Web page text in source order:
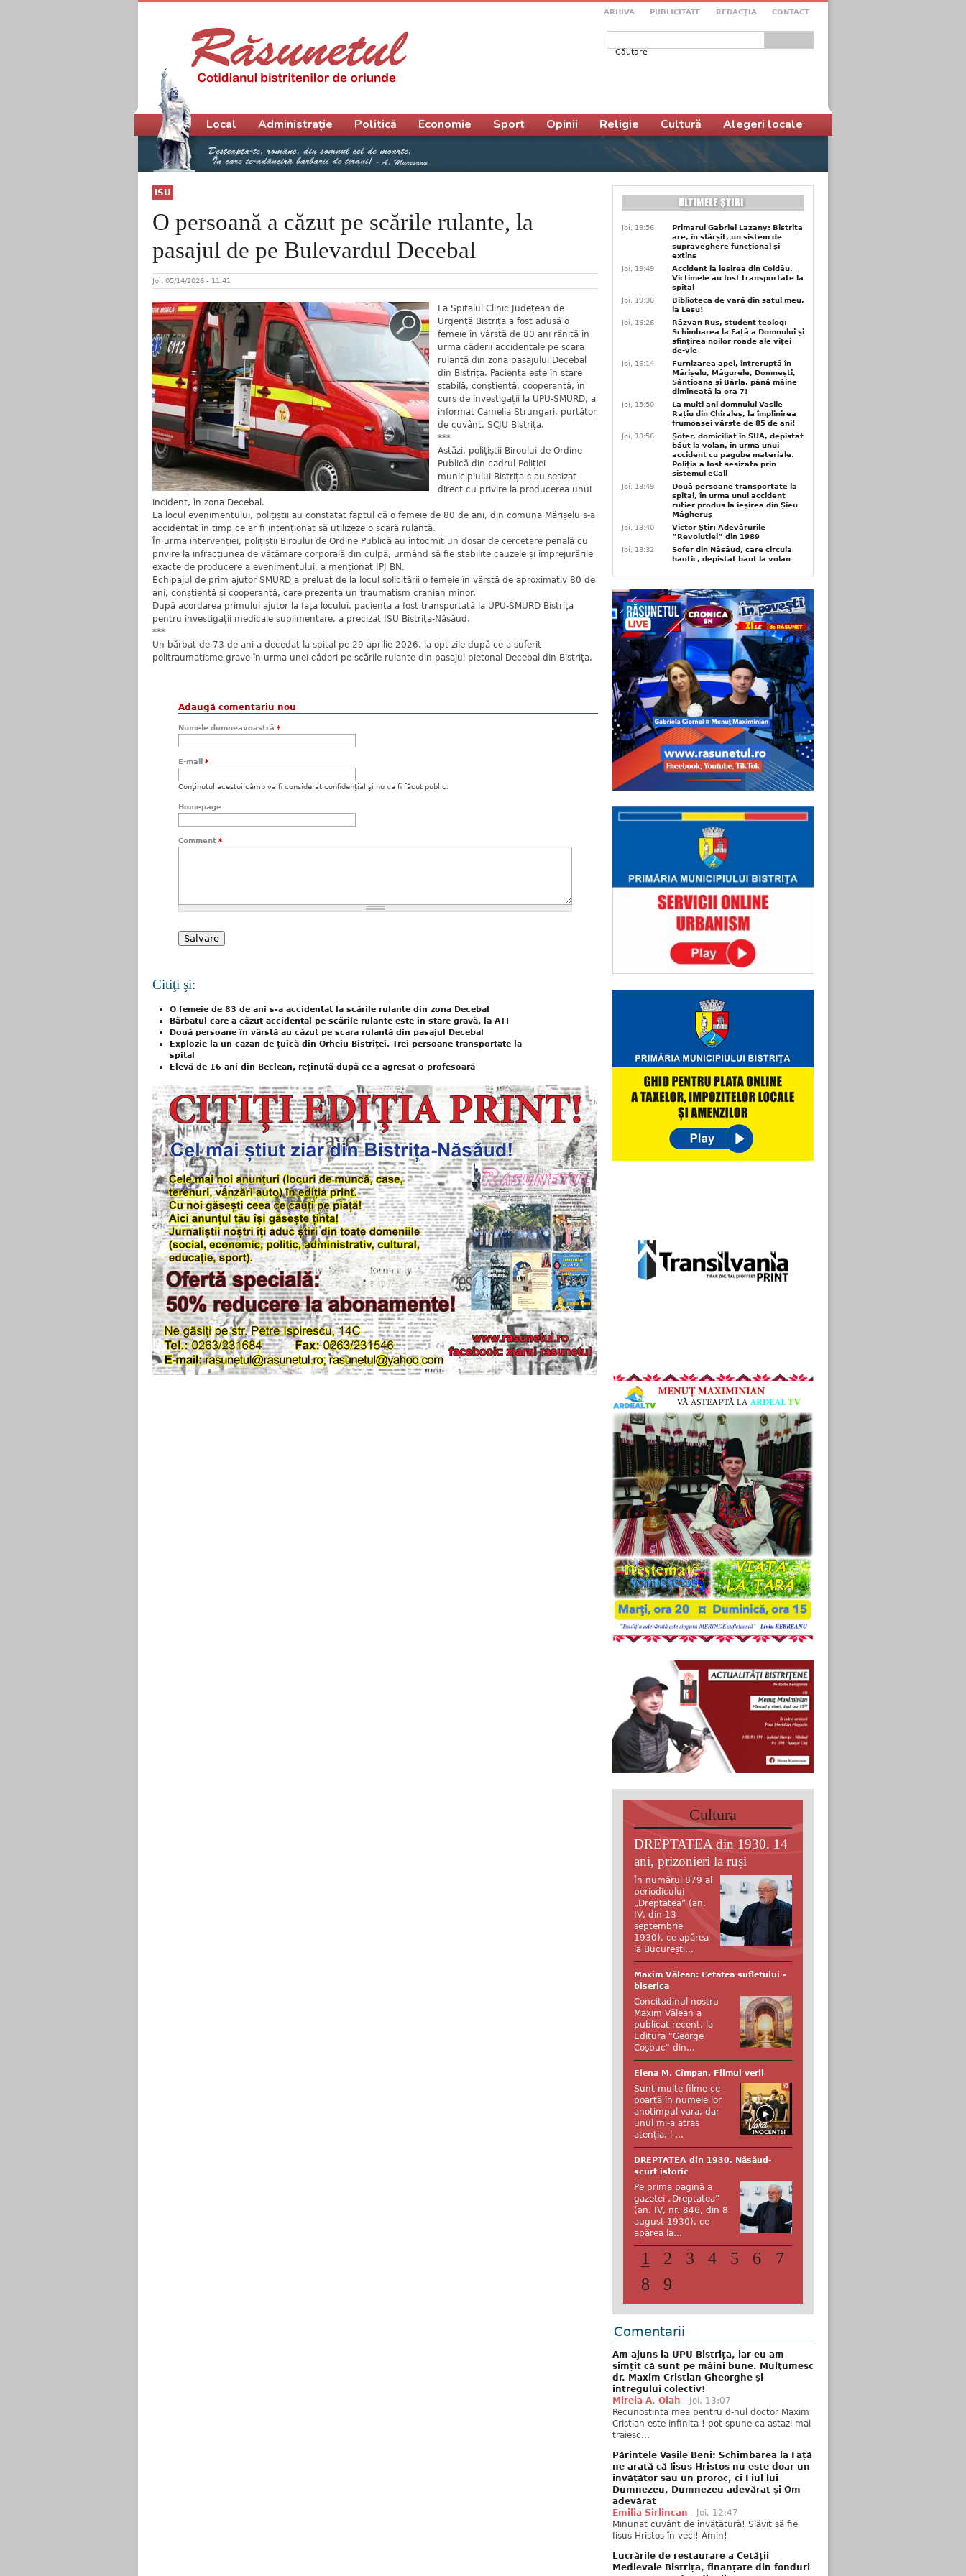
ARHIVA PUBLICITATE REDACŢIA CONTACT
Formular de căutare
ISU
O persoană a căzut pe scările rulante, la
pasajul de pe Bulevardul Decebal
Joi, 05/14/2026 - 11:41
La Spitalul Clinic Județean de
Urgență Bistrița a fost adusă o
femeie în vârstă de 80 ani rănită în
urma căderii accidentale pe scara
rulantă din zona pasajului Decebal
din Bistrița. Pacienta este în stare
stabilă, conștientă, cooperantă, în
curs de investigații la UPU-SMURD, a
informat Camelia Strungari, purtător
de cuvânt, SCJU Bistrița.
***
Astăzi, polițiștii Biroului de Ordine
Publică din cadrul Poliției
municipiului Bistrița s-au sesizat
direct cu privire la producerea unui
incident, în zona Decebal.
La locul evenimentului, polițiștii au constatat faptul că o femeie de 80 de ani, din comuna Mărișelu s-a
accidentat în timp ce ar fi intenționat să utilizeze o scară rulantă.
În urma intervenției, polițiștii Biroului de Ordine Publică au întocmit un dosar de cercetare penală cu
privire la infracțiunea de vătămare corporală din culpă, urmând să fie stabilite cauzele și împrejurările
exacte de producere a evenimentului, a menționat IPJ BN.
Echipajul de prim ajutor SMURD a preluat de la locul solicitării o femeie în vârstă de aproximativ 80 de
ani, conștientă și cooperantă, care prezenta un traumatism cranian minor.
După acordarea primului ajutor la fața locului, pacienta a fost transportată la UPU-SMURD Bistrița
pentru investigații medicale suplimentare, a precizat ISU Bistrița-Năsăud.
***
Un bărbat de 73 de ani a decedat la spital pe 29 aprilie 2026, la opt zile după ce a suferit
politraumatisme grave în urma unei căderi pe scările rulante din pasajul pietonal Decebal din Bistrița.
Adaugă comentariu nou
Numele dumneavoastră *
E-mail *
Conţinutul acestui câmp va fi considerat confidenţial şi nu va fi făcut public.
Homepage
Comment *
Citiţi şi:
O femeie de 83 de ani s-a accidentat la scările rulante din zona Decebal
Bărbatul care a căzut accidental pe scările rulante este în stare gravă, la ATI
Două persoane în vârstă au căzut pe scara rulantă din pasajul Decebal
Explozie la un cazan de țuică din Orheiu Bistriței. Trei persoane transportate la
spital
Elevă de 16 ani din Beclean, reținută după ce a agresat o profesoară
Meniu principal
Local Administrație Politică Economie Sport Opinii Religie Cultură Alegeri locale
Joi, 19:56
Primarul Gabriel Lazany: Bistrița
are, în sfârșit, un sistem de
supraveghere funcțional și
extins
Joi, 19:49
Accident la ieșirea din Coldău.
Victimele au fost transportate la
spital
Joi, 19:38
Biblioteca de vară din satul meu,
la Leșu!
Joi, 16:26
Răzvan Rus, student teolog:
Schimbarea la Față a Domnului și
sfințirea noilor roade ale viței-
de-vie
Joi, 16:14
Furnizarea apei, întreruptă în
Mărișelu, Măgurele, Domnești,
Sântioana și Bârla, până mâine
dimineață la ora 7!
Joi, 15:50
La mulți ani domnului Vasile
Rațiu din Chiraleș, la împlinirea
frumoasei vârste de 85 de ani!
Joi, 13:56
Șofer, domiciliat în SUA, depistat
băut la volan, în urma unui
accident cu pagube materiale.
Poliția a fost sesizată prin
sistemul eCall
Joi, 13:49
Două persoane transportate la
spital, în urma unui accident
rutier produs la ieșirea din Șieu
Măgheruș
Joi, 13:40
Victor Știr: Adevărurile
”Revoluției” din 1989
Joi, 13:32
Șofer din Năsăud, care circula
haotic, depistat băut la volan
Cultura
DREPTATEA din 1930. 14
ani, prizonieri la ruși
În numărul 879 al
periodicului
„Dreptatea” (an.
IV, din 13
septembrie
1930), ce apărea
la București...
Maxim Vălean: Cetatea sufletului -
biserica
Concitadinul nostru
Maxim Vălean a
publicat recent, la
Editura "George
Coşbuc" din...
Elena M. Cîmpan. Filmul verii
Sunt multe filme ce
poartă în numele lor
anotimpul vara, dar
unul mi-a atras
atenția, l-...
DREPTATEA din 1930. Năsăud-
scurt istoric
Pe prima pagină a
gazetei „Dreptatea”
(an. IV, nr. 846, din 8
august 1930), ce
apărea la...
1 2 3 4 5 6
7
8
9
Comentarii
Am ajuns la UPU Bistrița, iar eu am
simțit că sunt pe mâini bune. Mulţumesc
dr. Maxim Cristian Gheorghe şi
întregului colectiv!
Mirela A. Olah - Joi, 13:07
Recunostinta mea pentru d-nul doctor Maxim
Cristian este infinita ! pot spune ca astazi mai
traiesc...
Părintele Vasile Beni: Schimbarea la Față
ne arată că Iisus Hristos nu este doar un
învățător sau un proroc, ci Fiul lui
Dumnezeu, Dumnezeu adevărat și Om
adevărat
Emilia Sirlincan - Joi, 12:47
Minunat cuvânt de învățătură! Slăvit să fie
Iisus Hristos în veci! Amin!
Lucrările de restaurare a Cetății
Medievale Bistrița, finanțate din fonduri